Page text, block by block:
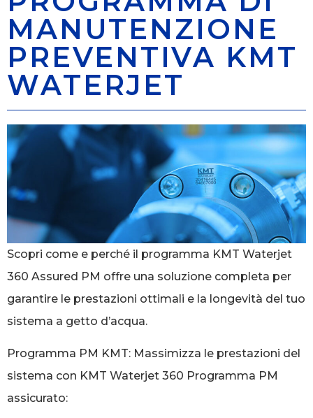
MANUTENZIONE
PREVENTIVA KMT
WATERJET
Scopri come e perché il programma KMT Waterjet
360 Assured PM offre una soluzione completa per
garantire le prestazioni ottimali e la longevità del tuo
sistema a getto d’acqua.
Programma PM KMT: Massimizza le prestazioni del
sistema con KMT Waterjet 360 Programma PM
assicurato: